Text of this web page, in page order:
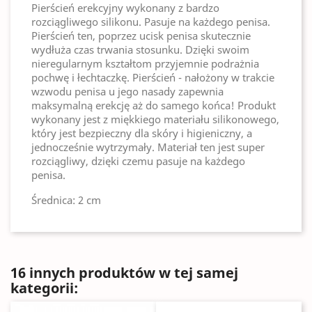
Pierścień erekcyjny wykonany z bardzo
rozciągliwego silikonu. Pasuje na każdego penisa.
Pierścień ten, poprzez ucisk penisa skutecznie
wydłuża czas trwania stosunku. Dzięki swoim
nieregularnym kształtom przyjemnie podrażnia
pochwę i łechtaczkę. Pierścień - nałożony w trakcie
wzwodu penisa u jego nasady zapewnia
maksymalną erekcję aż do samego końca! Produkt
wykonany jest z miękkiego materiału silikonowego,
który jest bezpieczny dla skóry i higieniczny, a
jednocześnie wytrzymały. Materiał ten jest super
rozciągliwy, dzięki czemu pasuje na każdego
penisa.
Średnica: 2 cm
16 innych produktów w tej samej
kategorii: